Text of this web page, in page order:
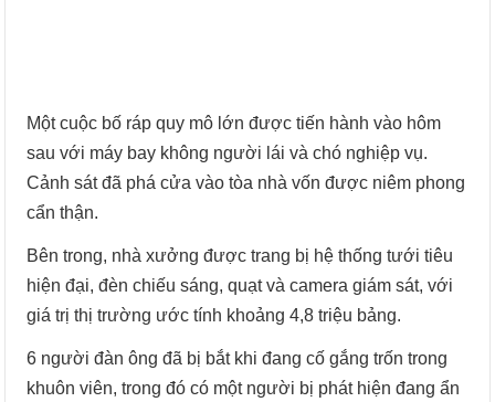
Một cuộc bố ráp quy mô lớn được tiến hành vào hôm
sau với máy bay không người lái và chó nghiệp vụ.
Cảnh sát đã phá cửa vào tòa nhà vốn được niêm phong
cẩn thận.
Bên trong, nhà xưởng được trang bị hệ thống tưới tiêu
hiện đại, đèn chiếu sáng, quạt và camera giám sát, với
giá trị thị trường ước tính khoảng 4,8 triệu bảng.
6 người đàn ông đã bị bắt khi đang cố gắng trốn trong
khuôn viên, trong đó có một người bị phát hiện đang ẩn